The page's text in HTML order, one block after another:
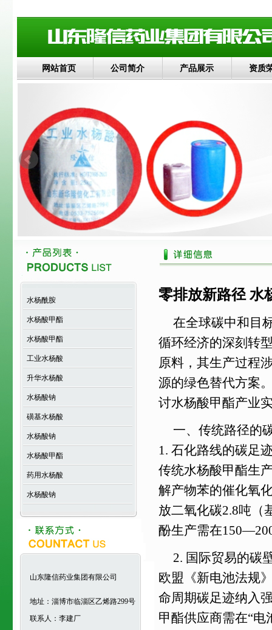
网站首页 公司简介 产品展示 资质
水杨酰胺
水杨酸甲酯
水杨酸甲酯
工业水杨酸
升华水杨酸
水杨酸钠
磺基水杨酸
水杨酸钠
水杨酸甲酯
药用水杨酸
水杨酸钠
山东隆信药业集团有限公司
地址：淄博市临淄区乙烯路299号
联系人：李建厂
零排放新路径 水
在全球碳中和目
循环经济的深刻转
原料，其生产过程
源的绿色替代方案
讨水杨酸甲酯产业
一、传统路径的
1. 石化路线的碳足
传统水杨酸甲酯生
解产物苯的催化氧
放二氧化碳2.8吨（
酚生产需在
2. 国际贸易的碳
欧盟《新电池法规
命周期碳足迹纳入
甲酯供应商需在“